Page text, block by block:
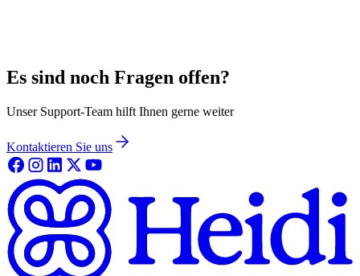
Es sind noch Fragen offen?
Unser Support-Team hilft Ihnen gerne weiter
Kontaktieren Sie uns